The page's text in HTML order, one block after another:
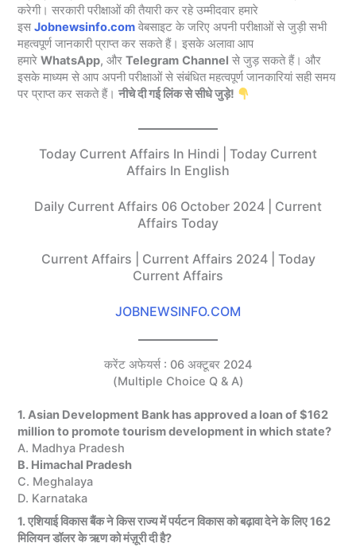
करेगी। सरकारी परीक्षाओं की तैयारी कर रहे उम्मीदवार हमारे
इसJobnewsinfo.com वेबसाइट के जरिए अपनी परीक्षाओं से जुड़ी सभी
महत्वपूर्ण जानकारी प्राप्त कर सकते हैं। इसके अलावा आप
हमारेWhatsApp, औरTelegram Channel से जुड़ सकते हैं। और
इसके माध्यम से आप अपनी परीक्षाओं से संबंधित महत्वपूर्ण जानकारियां सही समय
पर प्राप्त कर सकते हैं।नीचे दी गई लिंक से सीधे जुड़े!
Today Current Affairs In Hindi | Today Current
Affairs In English
Daily Current Affairs 06 October 2024 | Current
Affairs Today
Current Affairs | Current Affairs 2024 | Today
Current Affairs
JOBNEWSINFO.COM
करेंट अफेयर्स : 06 अक्टूबर 2024
(Multiple Choice Q & A)
1. Asian Development Bank has approved a loan of $162
million to promote tourism development in which state?
A. Madhya Pradesh
B. Himachal Pradesh
C. Meghalaya
D. Karnataka
1. एशियाई विकास बैंक ने किस राज्य में पर्यटन विकास को बढ़ावा देने के लिए 162
मिलियन डॉलर के ऋण को मंज़ूरी दी है?